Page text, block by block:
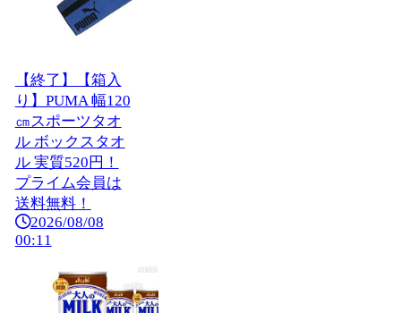
【終了】【箱入
り】PUMA 幅120
㎝スポーツタオ
ル ボックスタオ
ル 実質520円！
プライム会員は
送料無料！
2026/08/08
00:11